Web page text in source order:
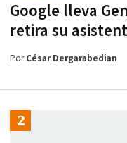
Google lleva
retira su
PorCésar Dergarabedian